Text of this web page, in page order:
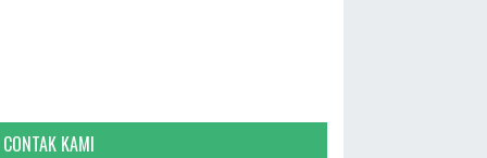
CONTAK KAMI